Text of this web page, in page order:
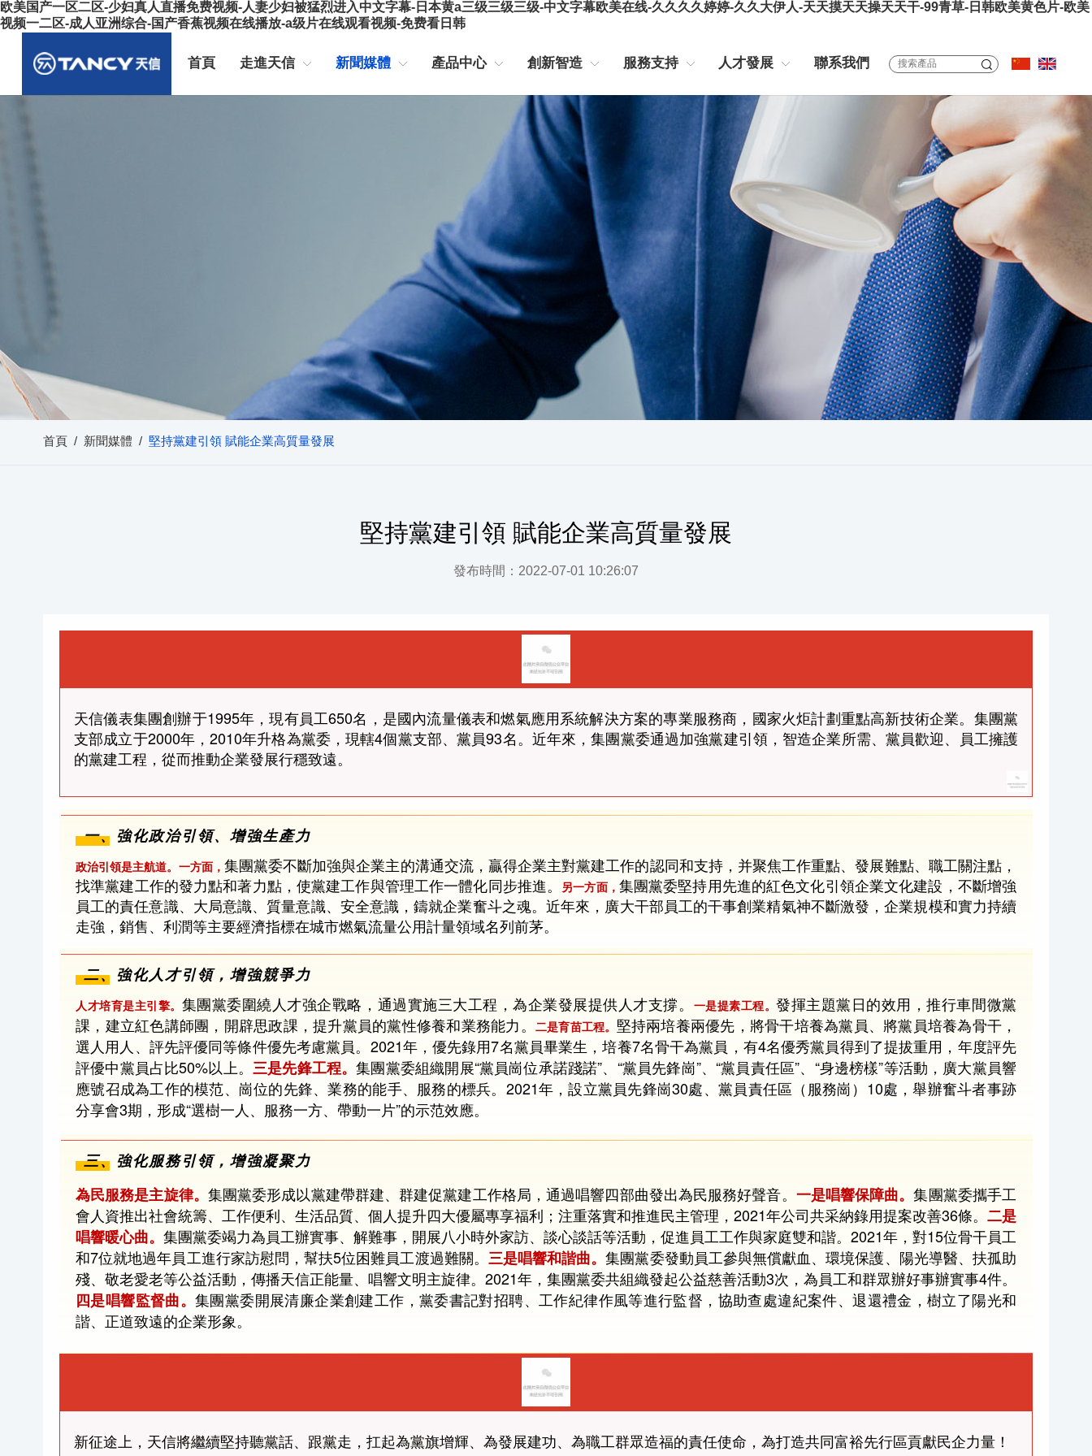
欧美国产一区二区-少妇真人直播免费视频-人妻少妇被猛烈进入中文字幕-日本黄a三级三级三级-中文字幕欧美在线-久久久久婷婷-久久大伊人-天天摸天天操天天干-99青草-日韩欧美黄色片-欧美
视频一二区-成人亚洲综合-国产香蕉视频在线播放-a级片在线观看视频-免费看日韩
首頁 走進天信 新聞媒體 產品中心 創新智造 服務支持 人才發展 聯系我們
首頁 / 新聞媒體 / 堅持黨建引領 賦能企業高質量發展
堅持黨建引領 賦能企業高質量發展
發布時間：2022-07-01 10:26:07
天信儀表集團創辦于1995年，現有員工650名，是國內流量儀表和燃氣應用系統解決方案的專業服務商，國家火炬計劃重點高新技術企業。集團黨
支部成立于2000年，2010年升格為黨委，現轄4個黨支部、黨員93名。近年來，集團黨委通過加強黨建引領，智造企業所需、黨員歡迎、員工擁護
的黨建工程，從而推動企業發展行穩致遠。
一、強化政治引領、增強生產力
政治引領是主航道。一方面， 集團黨委不斷加強與企業主的溝通交流，贏得企業主對黨建工作的認同和支持，并聚焦工作重點、發展難點、職工關注點，
找準黨建工作的發力點和著力點，使黨建工作與管理工作一體化同步推進。
另一方面， 集團黨委堅持用先進的紅色文化引領企業文化建設，不斷增強
員工的責任意識、大局意識、質量意識、安全意識，鑄就企業奮斗之魂。近年來，廣大干部員工的干事創業精氣神不斷激發，企業規模和實力持續
走強，銷售、利潤等主要經濟指標在城市燃氣流量公用計量領域名列前茅。
二、強化人才引領，增強競爭力
人才培育是主引擎。 集團黨委圍繞人才強企戰略，通過實施三大工程，為企業發展提供人才支撐。 一是提素工程。發揮主題黨日的效用，推行車間微黨
課，建立紅色講師團，開辟思政課，提升黨員的黨性修養和業務能力。 二是育苗工程。 堅持兩培養兩優先，將骨干培養為黨員、將黨員培養為骨干，
選人用人、評先評優同等條件優先考慮黨員。2021年，優先錄用7名黨員畢業生，培養7名骨干為黨員，有4名優秀黨員得到了提拔重用，年度評先
評優中黨員占比50%以上。 三是先鋒工程。集團黨委組織開展“黨員崗位承諾踐諾”、“黨員先鋒崗”、“黨員責任區”、“身邊榜樣”等活動，廣大黨員響
應號召成為工作的模范、崗位的先鋒、業務的能手、服務的標兵。2021年，設立黨員先鋒崗30處、黨員責任區（服務崗）10處，舉辦奮斗者事跡
分享會3期，形成“選樹一人、服務一方、帶動一片”的示范效應。
三、強化服務引領，增強凝聚力
為民服務是主旋律。 集團黨委形成以黨建帶群建、群建促黨建工作格局，通過唱響四部曲發出為民服務好聲音。 一是唱響保障曲。集團黨委攜手工
會人資推出社會統籌、工作便利、生活品質、個人提升四大優屬專享福利；注重落實和推進民主管理，2021年公司共采納錄用提案改善36條。 二是
唱響暖心曲。 集團黨委竭力為員工辦實事、解難事，開展八小時外家訪、談心談話等活動，促進員工工作與家庭雙和諧。2021年，對15位骨干員工
和7位就地過年員工進行家訪慰問，幫扶5位困難員工渡過難關。 三是唱響和諧曲。集團黨委發動員工參與無償獻血、環境保護、陽光導醫、扶孤助
殘、敬老愛老等公益活動，傳播天信正能量、唱響文明主旋律。2021年，集團黨委共組織發起公益慈善活動3次，為員工和群眾辦好事辦實事4件。
四是唱響監督曲。集團黨委開展清廉企業創建工作，黨委書記對招聘、工作紀律作風等進行監督，協助查處違紀案件、退還禮金，樹立了陽光和
諧、正道致遠的企業形象。
新征途上，天信將繼續堅持聽黨話、跟黨走，扛起為黨旗增輝、為發展建功、為職工群眾造福的責任使命，為打造共同富裕先行區貢獻民企力量！